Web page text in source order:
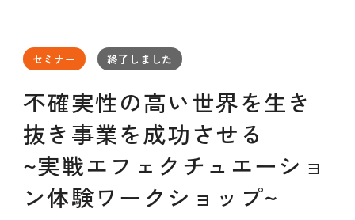
企業研修
ODCビジネスマッチング
イベント
デザインコラム
よくある質問
メンバーシップ
セミナー 終了しました
不確実性の高い世界を生き
抜き事業を成功させる
~実戦エフェクチュエーショ
ン体験ワークショップ~